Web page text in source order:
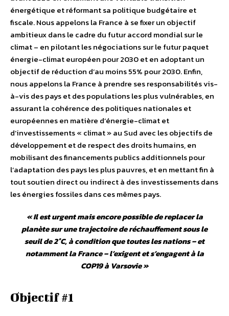
énergétique et réformant sa politique budgétaire et
fiscale. Nous appelons la France à se fixer un objectif
ambitieux dans le cadre du futur accord mondial sur le
climat – en pilotant les négociations sur le futur paquet
énergie-climat européen pour 2030 et en adoptant un
objectif de réduction d’au moins 55% pour 2030. Enfin,
nous appelons la France à prendre ses responsabilités vis-
à-vis des pays et des populations les plus vulnérables, en
assurant la cohérence des politiques nationales et
européennes en matière d’énergie-climat et
d’investissements « climat » au Sud avec les objectifs de
développement et de respect des droits humains, en
mobilisant des financements publics additionnels pour
l’adaptation des pays les plus pauvres, et en mettant fin à
tout soutien direct ou indirect à des investissements dans
les énergies fossiles dans ces mêmes pays.
«Il est urgent mais encore possible de replacer la
planète sur une trajectoire de réchauffement sous le
seuil de 2°C, à condition que toutes les nations – et
notamment la France – l’exigent et s’engagent à la
COP19 à Varsovie»
Objectif #1